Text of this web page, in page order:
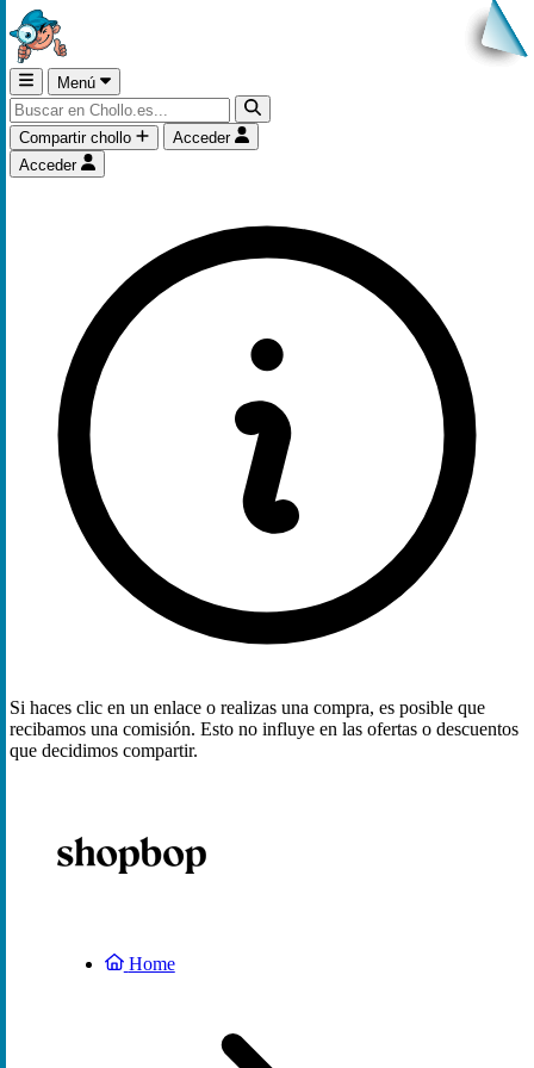
Menú
Compartir chollo
Acceder
Acceder
Si haces clic en un enlace o realizas una compra, es posible que
recibamos una comisión. Esto no influye en las ofertas o descuentos
que decidimos compartir.
Home